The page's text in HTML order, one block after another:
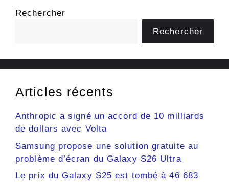
Rechercher
Rechercher
Articles récents
Anthropic a signé un accord de 10 milliards
de dollars avec Volta
Samsung propose une solution gratuite au
problème d’écran du Galaxy S26 Ultra
Le prix du Galaxy S25 est tombé à 46 683